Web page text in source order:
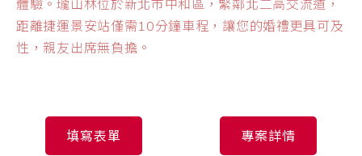
體驗。瓏山林位於新北市中和區，緊鄰北二高交流道，
距離捷運景安站僅需10分鐘車程，讓您的婚禮更具可及
性，親友出席無負擔。
填寫表單 專案詳情